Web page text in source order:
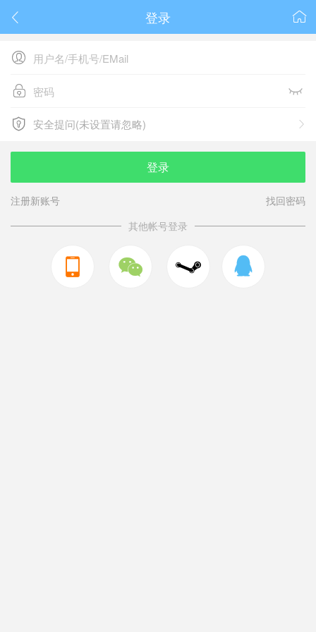
 
登录

 
 
安全提问(未设置请忽略)
安全提问(未设置请忽略)
登录
注册新账号
找回密码
其他帐号登录
  